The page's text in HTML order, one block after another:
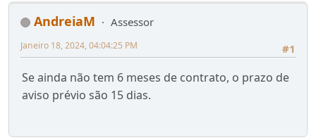
AndreiaM
Assessor
#1
Janeiro 18, 2024, 04:04:25 PM
Se ainda não tem 6 meses de contrato, o prazo de
aviso prévio são 15 dias.